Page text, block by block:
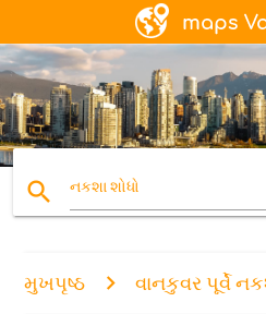
search નકશા શોધો
મુખપૃષ્ઠ વાનકુવર પૂર્વે